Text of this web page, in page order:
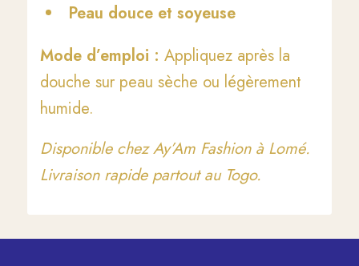
Peau douce et soyeuse
Mode d’emploi : Appliquez après la
douche sur peau sèche ou légèrement
humide.
Disponible chez Ay’Am Fashion à Lomé.
Livraison rapide partout au Togo.